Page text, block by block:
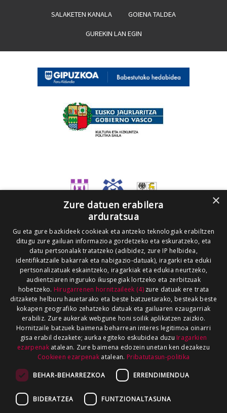
SALAKETEN KANALA GOIENA TALDEA
GUREKIN LAN EGIN
×
Zure datuen erabilera
arduratsua
Gu eta gure bazkideek cookieak eta antzeko teknologiak erabiltzen
ditugu zure gailuan informazioa gordetzeko eta eskuratzeko, eta
datu pertsonalak tratatzeko (adibidez, zure IP helbidea,
identifikatzaile bakarrak eta nabigazio-datuak), iragarki eta eduki
pertsonalizatuak eskaintzeko, iragarkiak eta edukia neurtzeko,
audientziaren inguruko ikuspegiak lortzeko eta zerbitzuak
hobetzeko. Hirugarrenen hornitzaileek (4)zure datuak ere trata
ditzakete helburu hauetarako eta beste batzuetarako, besteak beste
kokapen geografiko zehatzeko datuak eta gailuaren ezaugarriak
erabiliz. Zure aukerak webgune honi soilik aplikatzen zaizkio.
Hornitzaile batzuek baimena beharrean interes legitimoa oinarri
gisa erabil dezakete; aurka egiteko eskubidea duzu Iragarkien
ezarpenakatalean. Zure baimena edozein unetan ken dezakezu
Cookieen ezarpenak atalean. Pribatutasun-politika
BEHAR-BEHARREZKOA ERRENDIMENDUA
BIDERATZEA FUNTZIONALTASUNA